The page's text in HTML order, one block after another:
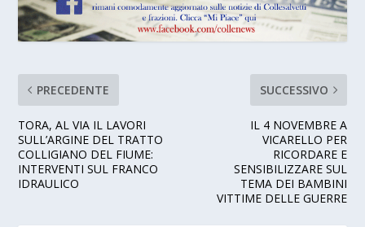
PRECEDENTE
TORA, AL VIA IL LAVORI
SULL’ARGINE DEL TRATTO
COLLIGIANO DEL FIUME:
INTERVENTI SUL FRANCO
IDRAULICO
SUCCESSIVO
IL 4 NOVEMBRE A
VICARELLO PER
RICORDARE E
SENSIBILIZZARE SUL
TEMA DEI BAMBINI
VITTIME DELLE GUERRE